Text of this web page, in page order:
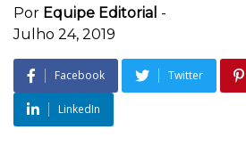
Por Equipe Editorial -
Julho 24, 2019
Facebook Twitter
LinkedIn